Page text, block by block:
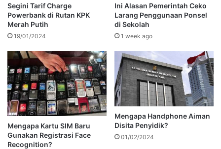
Segini Tarif Charge
Powerbank di Rutan KPK
Merah Putih
19/01/2024
Ini Alasan Pemerintah Ceko
Larang Penggunaan Ponsel
di Sekolah
1 week ago
Mengapa Kartu SIM Baru
Gunakan Registrasi Face
Recognition?
Mengapa Handphone Aiman
Disita Penyidik?
01/02/2024